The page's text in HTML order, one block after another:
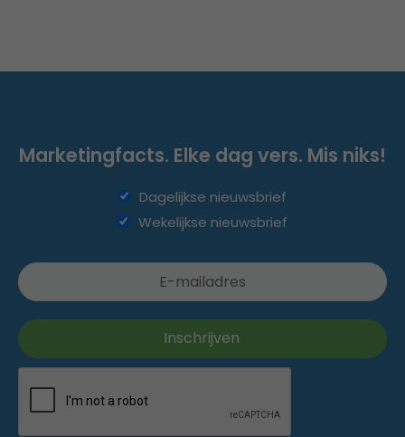
Marketingfacts. Elke dag vers. Mis niks!
Dagelijkse nieuwsbrief
Wekelijkse nieuwsbrief